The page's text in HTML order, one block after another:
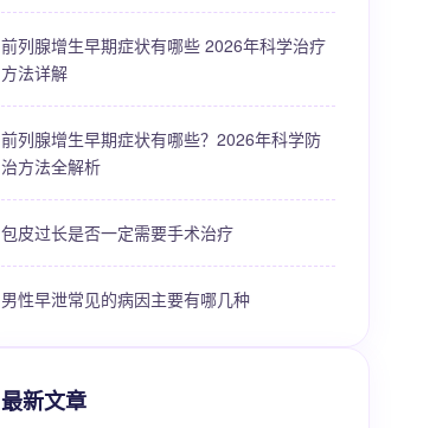
前列腺增生早期症状有哪些 2026年科学治疗
方法详解
前列腺增生早期症状有哪些？2026年科学防
治方法全解析
包皮过长是否一定需要手术治疗
男性早泄常见的病因主要有哪几种
最新文章